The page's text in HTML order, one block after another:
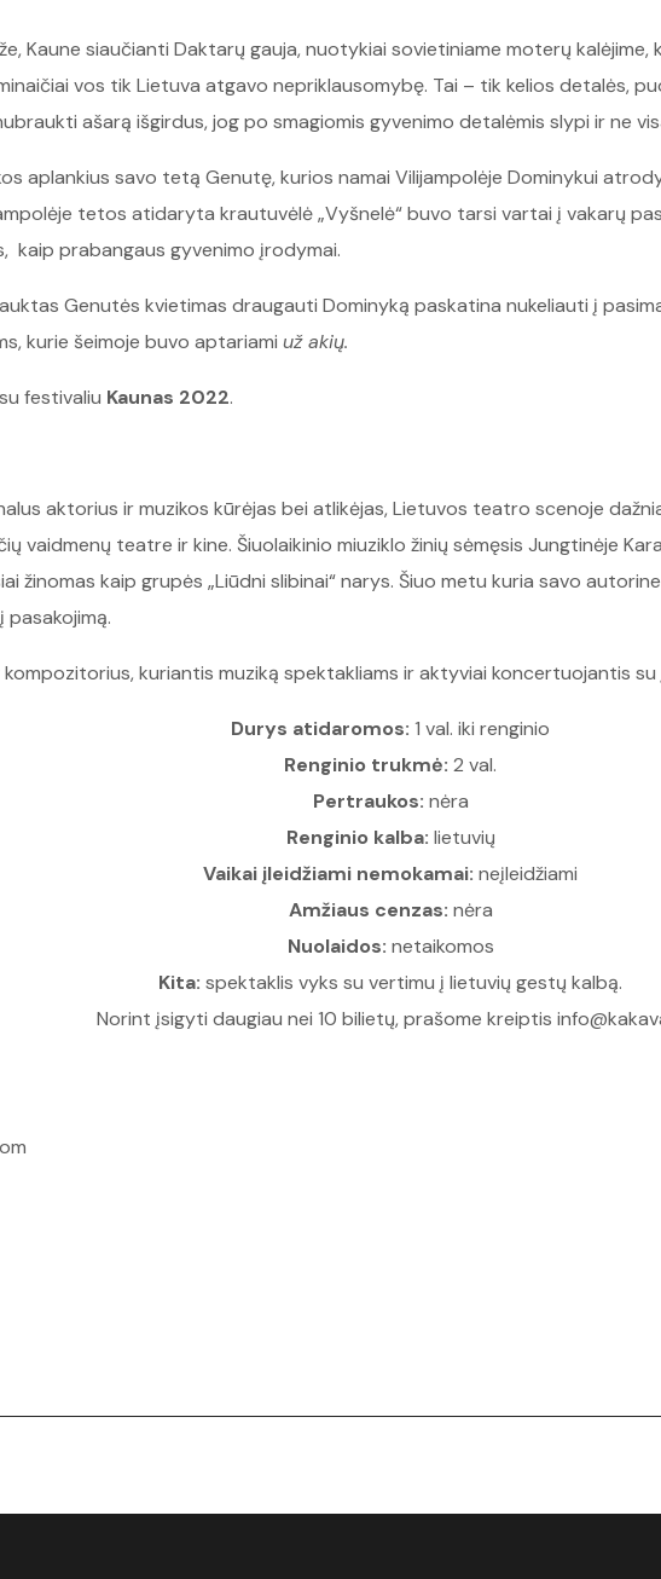
Kaune siaučianti Daktarų gauja, nuotykiai sovietiniame moterų
vos tik Lietuva atgavo nepriklausomybę. Tai – tik kelios detalės,
ašarą išgirdus, jog po smagiomis gyvenimo detalėmis slypi ir ne
aplankius savo tetą Genutę, kurios namai Vilijampolėje Dominykui
tetos atidaryta krautuvėlė „Vyšnelė“ buvo tarsi vartai į vakarų
kaip prabangaus gyvenimo įrodymai.
Genutės kvietimas draugauti Dominyką paskatina nukeliauti į
kurie šeimoje buvo aptariami už akių.
festivaliu Kaunas 2022.
aktorius ir muzikos kūrėjas bei atlikėjas, Lietuvos teatro scenoje
vaidmenų teatre ir kine. Šiuolaikinio miuziklo žinių sėmęsis Jungtinėje
žinomas kaip grupės „Liūdni slibinai“ narys. Šiuo metu kuria savo
kuriantis muziką spektakliams ir aktyviai koncertuojantis su
Durys atidaromos: 1 val. iki renginio
Renginio trukmė: 2 val.
Pertraukos: nėra
Renginio kalba: lietuvių
Vaikai įleidžiami nemokamai: neįleidžiami
Amžiaus cenzas: nėra
Nuolaidos: netaikomos
Kita: spektaklis vyks su vertimu į lietuvių gestų kalbą.
Norint įsigyti daugiau nei 10 bilietų, prašome kreiptis